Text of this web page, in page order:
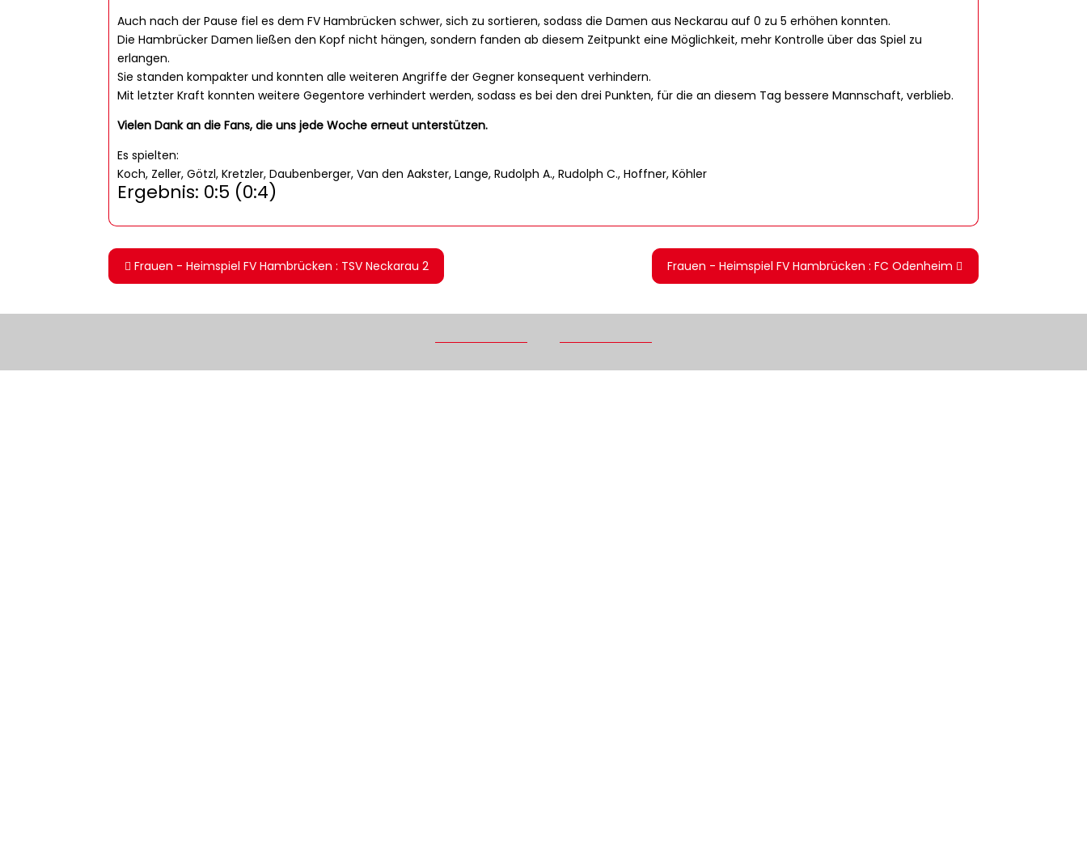
Auch nach der Pause fiel es dem FV Hambrücken schwer, sich zu sortieren, sodass die Damen aus Neckarau auf 0 zu 5 erhöhen konnten.
Die Hambrücker Damen ließen den Kopf nicht hängen, sondern fanden ab diesem Zeitpunkt eine Möglichkeit, mehr Kontrolle über das Spiel zu
erlangen.
Sie standen kompakter und konnten alle weiteren Angriffe der Gegner konsequent verhindern.
Mit letzter Kraft konnten weitere Gegentore verhindert werden, sodass es bei den drei Punkten, für die an diesem Tag bessere Mannschaft, verblieb.
Vielen Dank an die Fans, die uns jede Woche erneut unterstützen.
Es spielten:
Koch, Zeller, Götzl, Kretzler, Daubenberger, Van den Aakster, Lange, Rudolph A., Rudolph C., Hoffner, Köhler
Ergebnis: 0:5 (0:4)
Frauen - Heimspiel FV Hambrücken : TSV Neckarau 2 Frauen - Heimspiel FV Hambrücken : FC Odenheim